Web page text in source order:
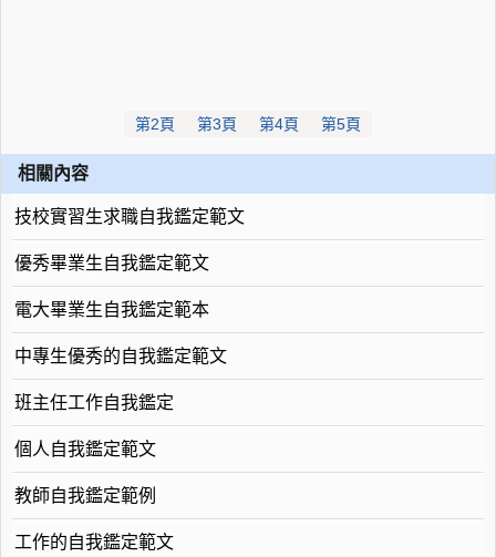
第2頁 第3頁 第4頁 第5頁
相關內容
技校實習生求職自我鑑定範文
優秀畢業生自我鑑定範文
電大畢業生自我鑑定範本
中專生優秀的自我鑑定範文
班主任工作自我鑑定
個人自我鑑定範文
教師自我鑑定範例
工作的自我鑑定範文